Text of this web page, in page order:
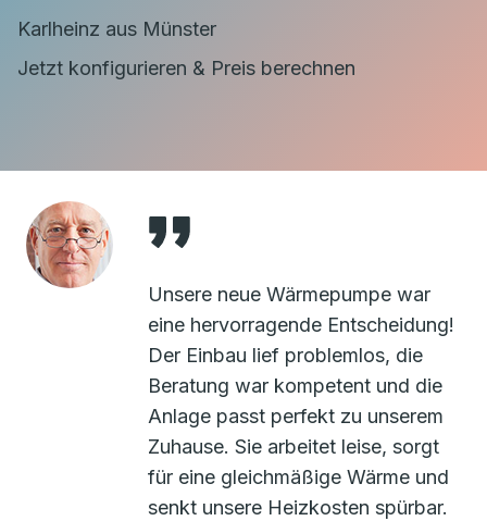
Karlheinz aus Münster
Jetzt konfigurieren & Preis berechnen
Unsere neue Wärmepumpe war
eine hervorragende Entscheidung!
Der Einbau lief problemlos, die
Beratung war kompetent und die
Anlage passt perfekt zu unserem
Zuhause. Sie arbeitet leise, sorgt
für eine gleichmäßige Wärme und
senkt unsere Heizkosten spürbar.